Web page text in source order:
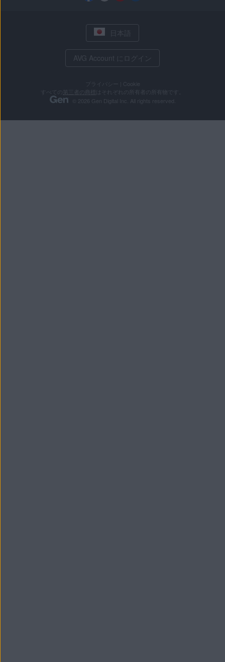
日本語
AVG Account にログイン
プライバシー
Cookie
第三者の商標
はそれぞれの所有者の所有物です。
© 2026 Gen Digital Inc. All rights reserved.